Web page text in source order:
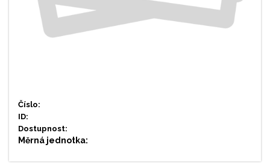
Číslo:
ID:
Dostupnost:
Měrná jednotka: